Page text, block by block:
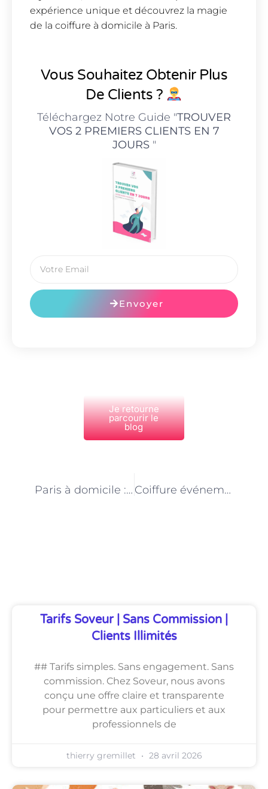
expérience unique et découvrez la magie
de la coiffure à domicile à Paris.
Vous Souhaitez Obtenir Plus
De Clients ?
Téléchargez Notre Guide "TROUVER
VOS 2 PREMIERS CLIENTS EN 7
JOURS"
Envoyer
Je retourne
parcourir le
blog
Paris à domicile : quand la coiffure devient une expérience de bien-être Coiffure événementielle à domicile à Paris : soyez la plus belle pour vos occasions spéciales
Tarifs Soveur | Sans Commission |
Clients Illimités
## Tarifs simples. Sans engagement. Sans
commission. Chez Soveur, nous avons
conçu une offre claire et transparente
pour permettre aux particuliers et aux
professionnels de
thierry gremillet 28 avril 2026